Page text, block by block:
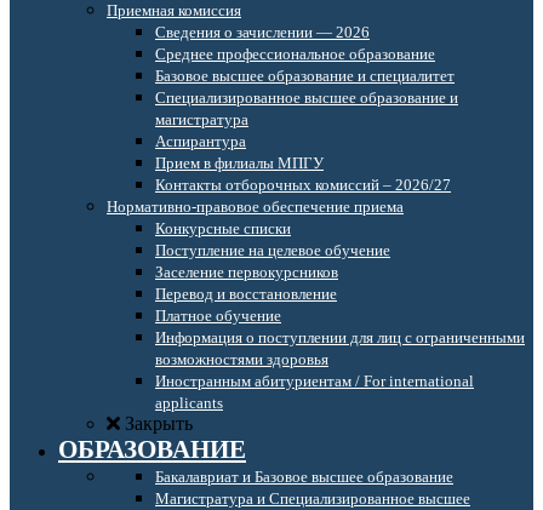
Приемная комиссия
Сведения о зачислении — 2026
Среднее профессиональное образование
Базовое высшее образование и специалитет
Специализированное высшее образование и
магистратура
Аспирантура
Прием в филиалы МПГУ
Контакты отборочных комиссий – 2026/27
Нормативно-правовое обеспечение приема
Конкурсные списки
Поступление на целевое обучение
Заселение первокурсников
Перевод и восстановление
Платное обучение
Информация о поступлении для лиц с ограниченными
возможностями здоровья
Иностранным абитуриентам / For international
applicants
Закрыть
ОБРАЗОВАНИЕ
Бакалавриат и Базовое высшее образование
Магистратура и Специализированное высшее